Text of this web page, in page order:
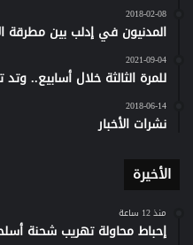
2018-02-08
المدنيون في إدلب بين مطرقة
2021-09-04
للمرة الثالثة خلال أسابيع..
2018-06-14
نشرات الأخبار
الأخيرة
منذ 12 ساعة
إحباط محاولة تهريب شحنة